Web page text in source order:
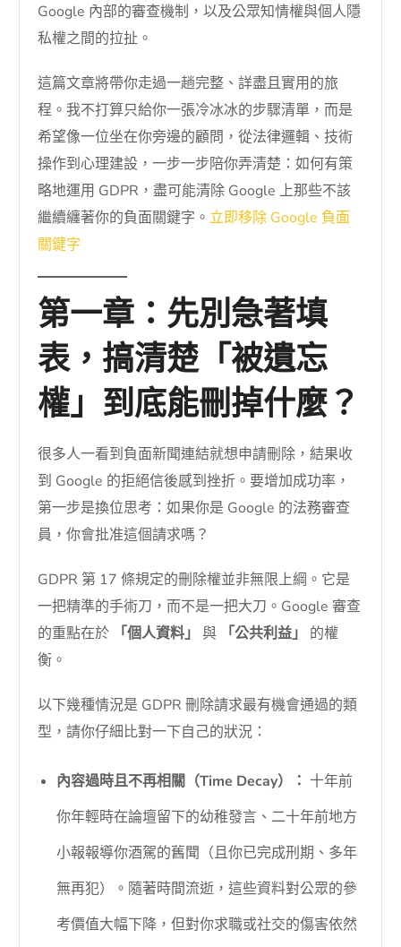
Google 內部的審查機制，以及公眾知情權與個人隱
私權之間的拉扯。
這篇文章將帶你走過一趟完整、詳盡且實用的旅
程。我不打算只給你一張冷冰冰的步驟清單，而是
希望像一位坐在你旁邊的顧問，從法律邏輯、技術
操作到心理建設，一步一步陪你弄清楚：如何有策
略地運用 GDPR，盡可能清除 Google 上那些不該
繼續纏著你的負面關鍵字。立即移除 Google 負面
關鍵字
第一章：先別急著填
表，搞清楚「被遺忘
權」到底能刪掉什麼？
很多人一看到負面新聞連結就想申請刪除，結果收
到 Google 的拒絕信後感到挫折。要增加成功率，
第一步是換位思考：如果你是 Google 的法務審查
員，你會批准這個請求嗎？
GDPR 第 17 條規定的刪除權並非無限上綱。它是
一把精準的手術刀，而不是一把大刀。Google 審查
的重點在於
「個人資料」 與 「公共利益」
的權
衡。
以下幾種情況是 GDPR 刪除請求最有機會通過的類
型，請你仔細比對一下自己的狀況：
內容過時且不再相關（Time Decay）： 十年前
你年輕時在論壇留下的幼稚發言、二十年前地方
小報報導你酒駕的舊聞（且你已完成刑期、多年
無再犯）。隨著時間流逝，這些資料對公眾的參
考價值大幅下降，但對你求職或社交的傷害依然